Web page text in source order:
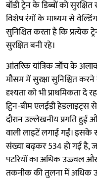
बॉडी ट्रेन के डिब्बों को
विशेष रंगों के माध्यम से
सुनिश्चित करता है कि प्रत्येक
सुरक्षित बनी रहे।
आंतरिक यांत्रिक जाँच के
मौसम में सुरक्षा सुनिश्चित
दृश्यता को भी प्राथमिकता दे
ट्विन-बीम एलईडी हेडलाइट्स
दौरान उल्लेखनीय प्रगति हुई
वाली लाइटें लगाई गईं।
संख्या बढ़कर 534 हो गई है,
पटरियों का अधिक उज्ज्वल और
तकनीक की तुलना में अधिक